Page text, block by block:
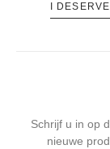
I
Schrijf u in op
nieuwe